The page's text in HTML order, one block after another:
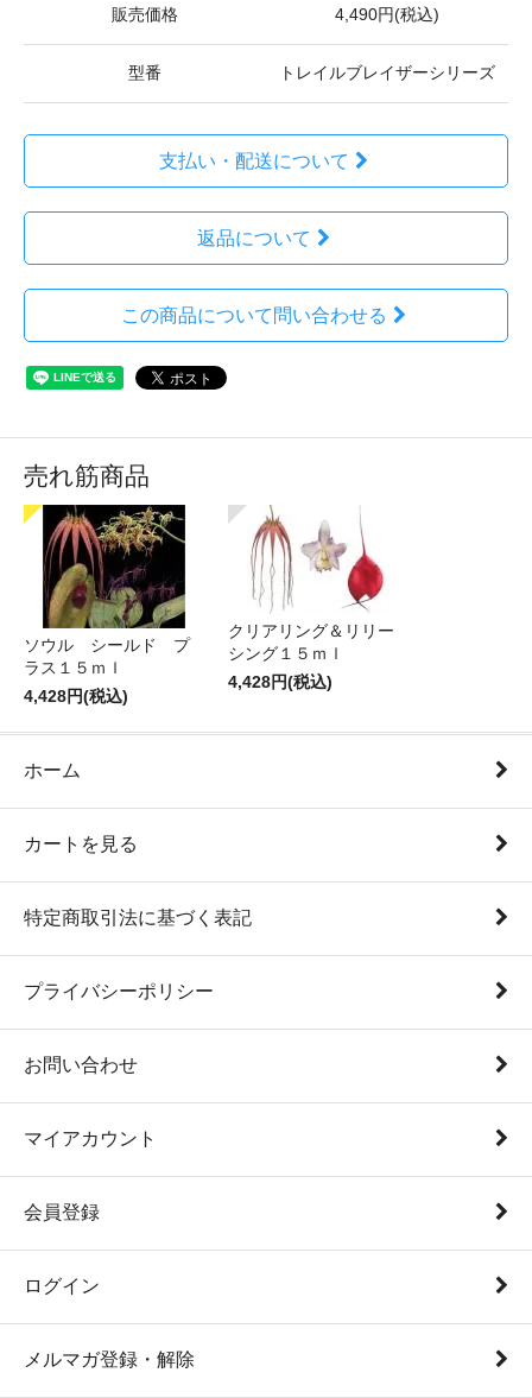
販売価格 4,490円(税込)
型番 トレイルブレイザーシリーズ
支払い・配送について
返品について
この商品について問い合わせる
売れ筋商品
ソウル シールド プ
ラス１５ｍｌ
4,428円(税込)
クリアリング＆リリー
シング１５ｍｌ
4,428円(税込)
ホーム
カートを見る
特定商取引法に基づく表記
プライバシーポリシー
お問い合わせ
マイアカウント
会員登録
ログイン
メルマガ登録・解除